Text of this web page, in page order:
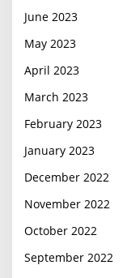
June 2023
May 2023
April 2023
March 2023
February 2023
January 2023
December 2022
November 2022
October 2022
September 2022